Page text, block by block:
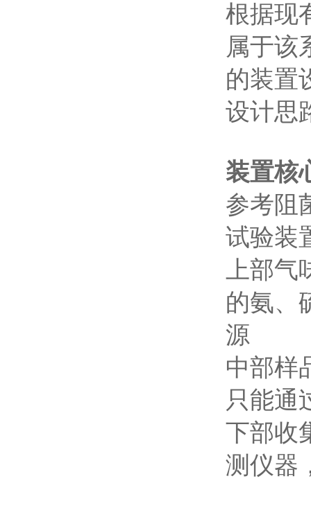
根据现
属于该
的装置
设计思
装置核
参考阻
试验装
上部气
的氨、
源
中部样
只能通
下部收
测仪器